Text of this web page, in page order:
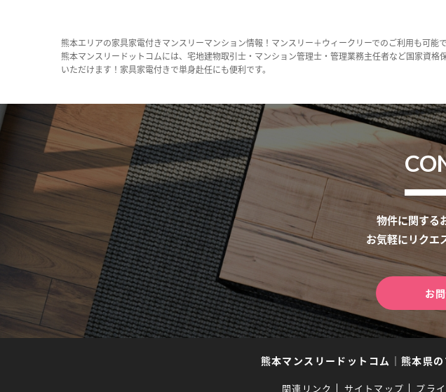
熊本エリアの家具家電付きマンスリーマンション情報！マンスリー＋ウィークリーでのご利用も可能
熊本マンスリードットコムには、宅地建物取引士・マンション管理士・管理業務主任者など国家資
いただけます！家具家電付きで単身赴任にも便利です。
物件に関する
お気軽にリクエ
お
熊本マンスリードットコム ｜ 熊本県
関連リンク サイトマップ プラ